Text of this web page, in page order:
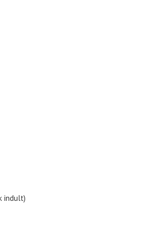
indult)